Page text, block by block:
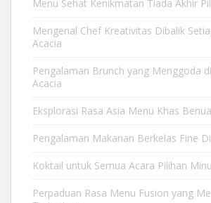
Menu Sehat Kenikmatan Tiada Akhir
Mengenal Chef Kreativitas Dibalik
Acacia
Pengalaman Brunch yang Menggoda
Acacia
Eksplorasi Rasa Asia Menu Khas
Pengalaman Makanan Berkelas Fine
Koktail untuk Semua Acara Pilihan
Perpaduan Rasa Menu Fusion yang